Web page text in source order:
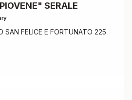
SERALE
SAN FELICE E FORTUNATO 225